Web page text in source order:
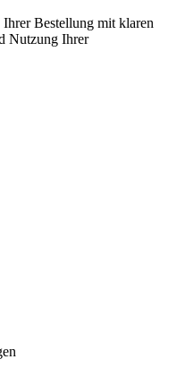
Bestellung mit klaren
Nutzung Ihrer